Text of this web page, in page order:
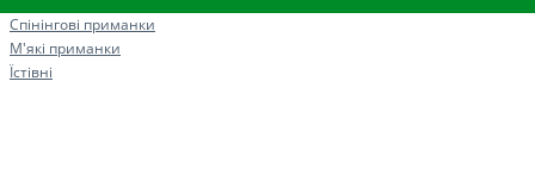
Спінінгові приманки
М'які приманки
Їстівні